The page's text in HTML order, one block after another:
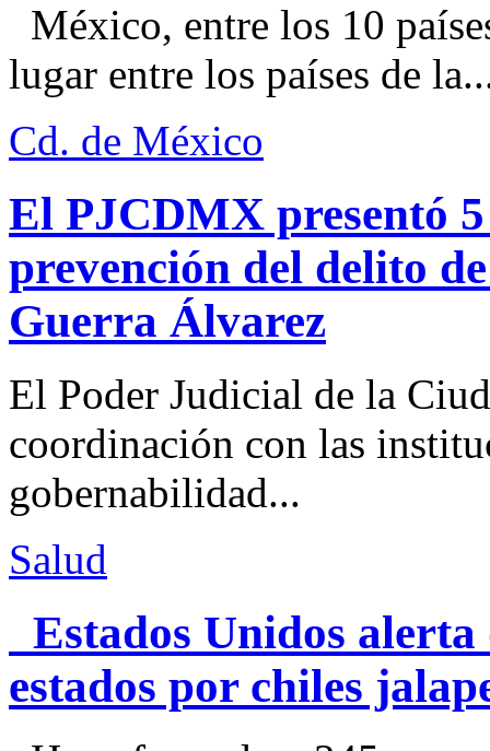
México, entre los 10
lugar entre los países de
Cd. de México
El PJCDMX presentó
prevención del delito
Guerra Álvarez
El Poder Judicial de la
coordinación con las
gobernabilidad...
Salud
Estados Unidos alerta
estados por chiles